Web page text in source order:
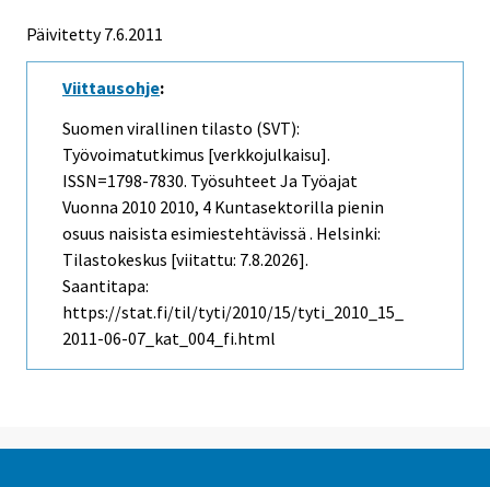
Päivitetty 7.6.2011
Viittausohje:
Suomen virallinen tilasto (SVT):
Työvoimatutkimus [verkkojulkaisu].
ISSN=1798-7830. Työsuhteet Ja Työajat
Vuonna 2010 2010, 4 Kuntasektorilla pienin
osuus naisista esimiestehtävissä . Helsinki:
Tilastokeskus [viitattu: 7.8.2026].
Saantitapa:
https://stat.fi/til/tyti/2010/15/tyti_2010_15_
2011-06-07_kat_004_fi.html